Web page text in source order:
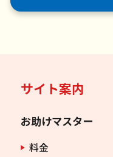
サイト案内
お助けマスター
料金